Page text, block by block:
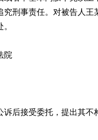
究刑事责任。对被告人
院
诉后接受委托，提出其